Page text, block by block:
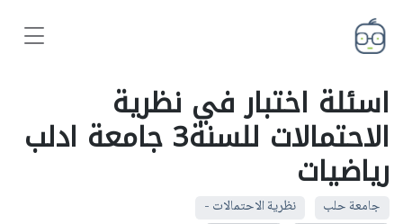
اسئلة اختبار في نظرية
الاحتمالات للسنة3 جامعة ادلب
رياضيات
جامعة حلب نظرية الاحتمالات -